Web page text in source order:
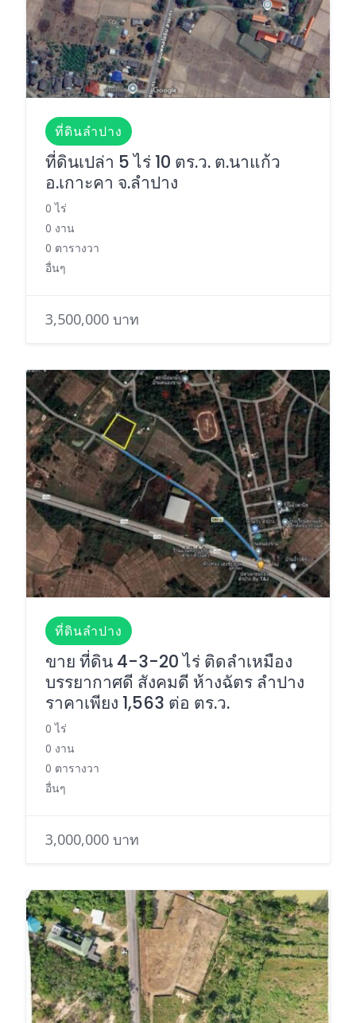
ที่ดินลำปาง
ที่ดินเปล่า 5 ไร่ 10 ตร.ว. ต.นาแก้ว
อ.เกาะคา จ.ลำปาง
0 ไร่
0 งาน
0 ตารางวา
อื่นๆ
3,500,000 บาท
ที่ดินลำปาง
ขาย ที่ดิน 4-3-20 ไร่ ติดลำเหมือง
บรรยากาศดี สังคมดี ห้างฉัตร ลำปาง
ราคาเพียง 1,563 ต่อ ตร.ว.
0 ไร่
0 งาน
0 ตารางวา
อื่นๆ
3,000,000 บาท